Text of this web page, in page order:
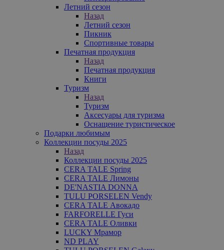
Летний сезон
Назад
Летний сезон
Пикник
Спортивные товары
Печатная продукция
Назад
Печатная продукция
Книги
Туризм
Назад
Туризм
Аксесуары для туризма
Оснащение туристическое
Подарки любимым
Коллекции посуды 2025
Назад
Коллекции посуды 2025
CERA TALE Spring
CERA TALE Лимоны
DE'NASTIA DONNA
TULU PORSELEN Vendy
CERA TALE Авокадо
FARFORELLE Гуси
CERA TALE Оливки
LUCKY Мрамор
ND PLAY